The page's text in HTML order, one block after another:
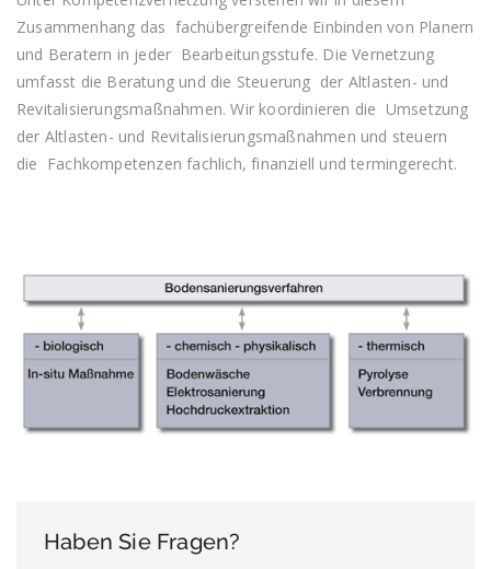
Zusammenhang das fachübergreifende Einbinden von Planern
und Beratern in jeder Bearbeitungsstufe. Die Vernetzung
umfasst die Beratung und die Steuerung der Altlasten- und
Revitalisierungsmaßnahmen. Wir koordinieren die Umsetzung
der Altlasten- und Revitalisierungsmaßnahmen und steuern
die Fachkompetenzen fachlich, finanziell und termingerecht.
Haben Sie Fragen?